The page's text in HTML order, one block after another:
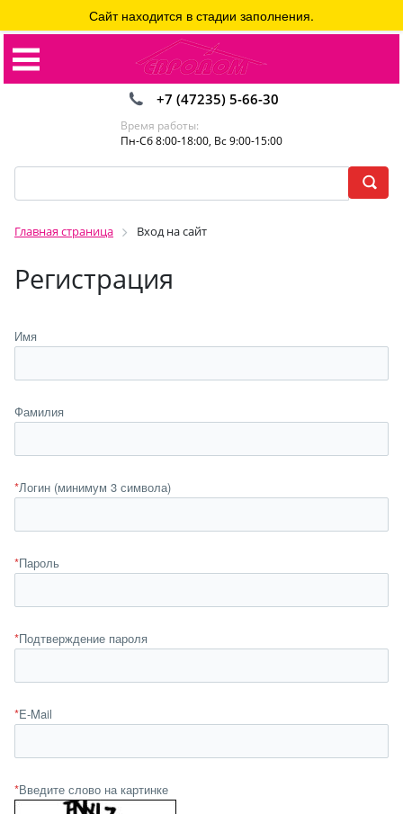
+7 (47235) 5-66-30
Время работы:
Пн-Сб 8:00-18:00, Вс 9:00-15:00
Главная страница Вход на сайт
Регистрация
Сайт находится в стадии заполнения.
Имя
Фамилия
*Логин (минимум 3 символа)
*Пароль
*Подтверждение пароля
*E-Mail
*Введите слово на картинке